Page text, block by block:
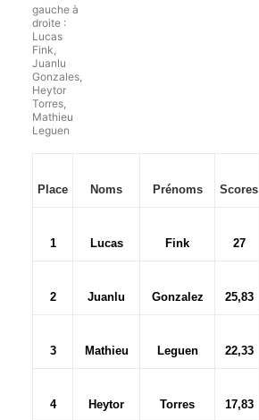
gauche à
droite :
Lucas
Fink,
Juanlu
Gonzales,
Heytor
Torres,
Mathieu
Leguen
Place Noms Prénoms Scores
1 Lucas Fink 27
2 Juanlu Gonzalez 25,83
3 Mathieu Leguen 22,33
4 Heytor Torres 17,83